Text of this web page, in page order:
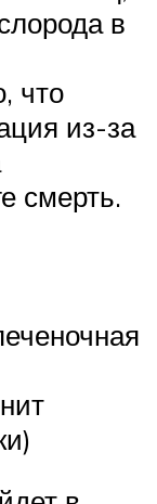
в
что
из-за
смерть.